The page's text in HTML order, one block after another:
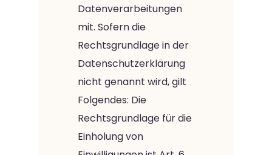
Datenverarbeitungen
mit. Sofern die
Rechtsgrundlage in der
Datenschutzerklärung
nicht genannt wird, gilt
Folgendes: Die
Rechtsgrundlage für die
Einholung von